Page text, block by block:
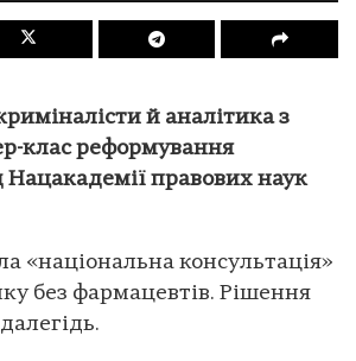
й аналітика з
клас реформування
правових наук
«національна консультація»
без фармацевтів. Рішення